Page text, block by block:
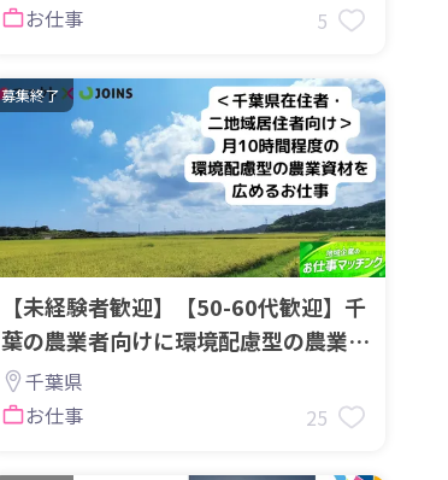
お仕事
5
募集終了
【未経験者歓迎】【50-60代歓迎】千
葉の農業者向けに環境配慮型の農業資
材を広めるお仕事
千葉県
お仕事
25